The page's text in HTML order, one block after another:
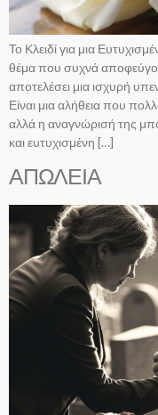
Το Κλειδί για μια
θέμα που συχνά
αποτελέσει μια ισχυρή
Είναι μια αλήθεια που
αλλά η αναγνώρισή της
και ευτυχισμένη […]
ΑΠΩΛΕΙΑ